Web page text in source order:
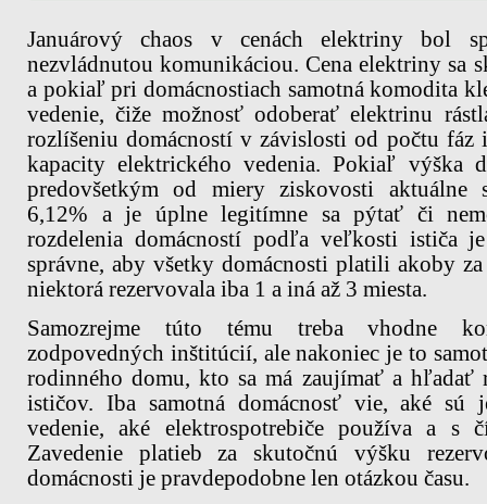
Januárový chaos v cenách elektriny bol
nezvládnutou komunikáciou. Cena elektriny sa
a pokiaľ pri domácnostiach samotná komodita
vedenie, čiže možnosť odoberať elektrinu
rozlíšeniu domácností v závislosti od počtu fáz
kapacity elektrického vedenia. Pokiaľ výška
predovšetkým od miery ziskovosti aktuálne
6,12% a je úplne legitímne sa pýtať či
rozdelenia domácností podľa veľkosti ističa
správne, aby všetky domácnosti platili akoby
niektorá rezervovala iba 1 a iná až 3 miesta.
Samozrejme túto tému treba vhodne
zodpovedných inštitúcií, ale nakoniec je to
rodinného domu, kto sa má zaujímať a hľadať
ističov. Iba samotná domácnosť vie, aké sú
vedenie, aké elektrospotrebiče používa a s
Zavedenie platieb za skutočnú výšku
domácnosti je pravdepodobne len otázkou času.